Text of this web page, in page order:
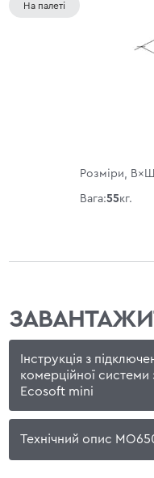
На палеті
Розміри,
Вага:55кг.
Інструкція з
комерційної
Ecosoft mini
Технічний опис